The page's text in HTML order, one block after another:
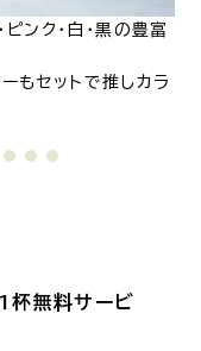
ピンク・白・黒の豊富
もセットで推しカラ
杯無料サービ